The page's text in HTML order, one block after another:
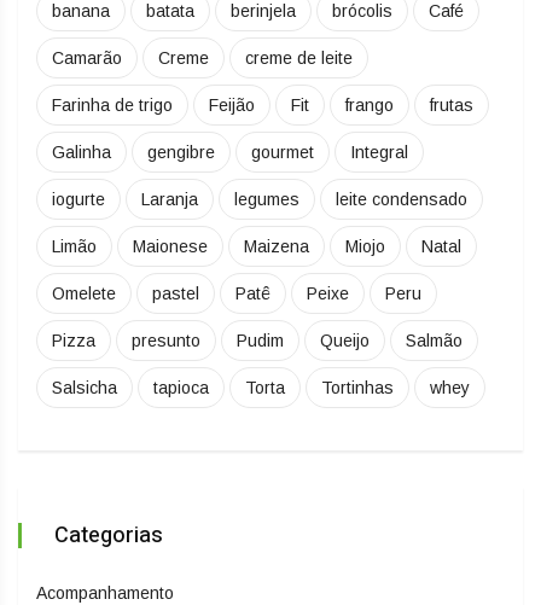
banana batata berinjela brócolis Café
Camarão Creme creme de leite
Farinha de trigo Feijão Fit frango frutas
Galinha gengibre gourmet Integral
iogurte Laranja legumes leite condensado
Limão Maionese Maizena Miojo Natal
Omelete pastel Patê Peixe Peru
Pizza presunto Pudim Queijo Salmão
Salsicha tapioca Torta Tortinhas whey
Categorias
Acompanhamento